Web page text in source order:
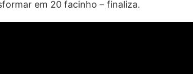
em 20 facinho – finaliza.